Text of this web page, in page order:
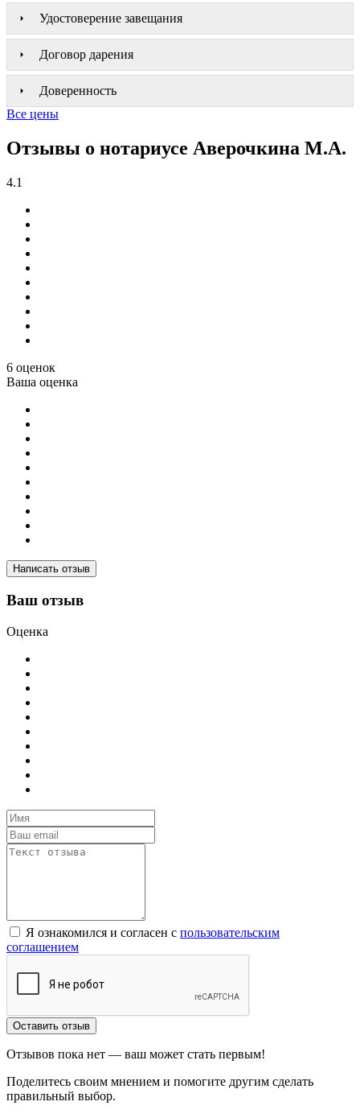
Удостоверение завещания
Договор дарения
Доверенность
Все цены
Отзывы о нотариусе Аверочкина М.А.
4.1
6 оценок
Ваша оценка
Написать отзыв
Ваш отзыв
Оценка
Я ознакомился и согласен с пользовательским
соглашением
Оставить отзыв
Отзывов пока нет — ваш может стать первым!
Поделитесь своим мнением и помогите другим сделать
правильный выбор.